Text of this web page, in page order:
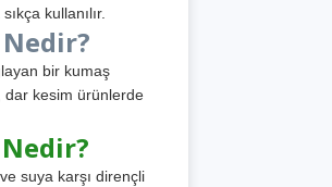
kullanılır.
bir kumaş
dar kesim ürünlerde
suya karşı dirençli